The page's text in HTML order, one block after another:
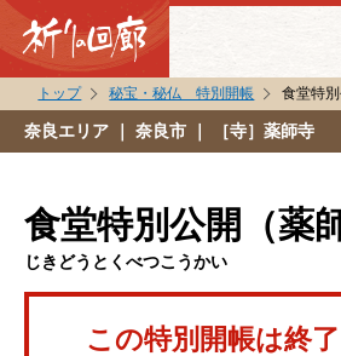
秘宝・秘仏特別開帳
祈りの回廊コラム
トップ 秘宝・秘仏 特別開帳 食堂特
奈良エリア ｜ 奈良市 ｜ ［寺］薬師寺
食堂特別公開（薬
じきどうとくべつこうかい
この特別開帳は終